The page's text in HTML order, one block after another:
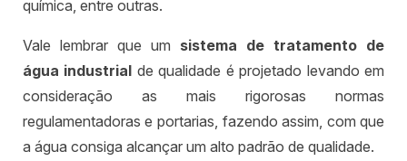
química, entre outras.
Vale lembrar que um sistema de tratamento de
água industrial de qualidade é projetado levando em
consideração as mais rigorosas normas
regulamentadoras e portarias, fazendo assim, com que
a água consiga alcançar um alto padrão de qualidade.